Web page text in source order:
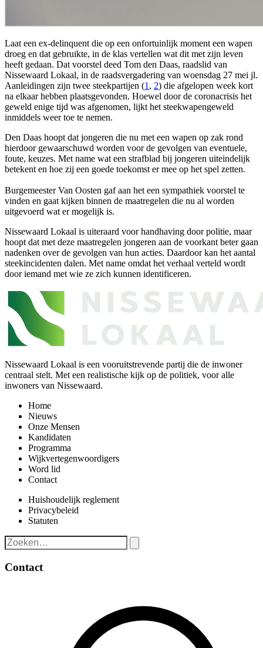
Laat een ex-delinquent die op een onfortuinlijk moment een wapen
droeg en dat gebruikte, in de klas vertellen wat dit met zijn leven
heeft gedaan. Dat voorstel deed Tom den Daas, raadslid van
Nissewaard Lokaal, in de raadsvergadering van woensdag 27 mei jl.
Aanleidingen zijn twee steekpartijen (1 , 2) die afgelopen week kort
na elkaar hebben plaatsgevonden. Hoewel door de coronacrisis het
geweld enige tijd was afgenomen, lijkt het steekwapengeweld
inmiddels weer toe te nemen.
Den Daas hoopt dat jongeren die nu met een wapen op zak rond
hierdoor gewaarschuwd worden voor de gevolgen van eventuele,
foute, keuzes. Met name wat een strafblad bij jongeren uiteindelijk
betekent en hoe zij een goede toekomst er mee op het spel zetten.
Burgemeester Van Oosten gaf aan het een sympathiek voorstel te
vinden en gaat kijken binnen de maatregelen die nu al worden
uitgevoerd wat er mogelijk is.
Nissewaard Lokaal is uiteraard voor handhaving door politie, maar
hoopt dat met deze maatregelen jongeren aan de voorkant beter gaan
nadenken over de gevolgen van hun acties. Daardoor kan het aantal
steekincidenten dalen. Met name omdat het verhaal verteld wordt
door iemand met wie ze zich kunnen identificeren.
Nissewaard Lokaal is een vooruitstrevende partij die de inwoner
centraal stelt. Met een realistische kijk op de politiek, voor alle
inwoners van Nissewaard.
Home
Nieuws
Onze Mensen
Kandidaten
Programma
Wijkvertegenwoordigers
Word lid
Contact
Huishoudelijk reglement
Privacybeleid
Statuten
Contact